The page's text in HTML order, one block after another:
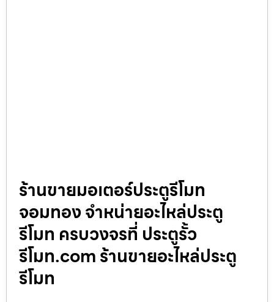
ร้านขายมอเตอร์ประตูรีโมท
จอมทอง จำหน่ายอะไหล่ประตู
รีโมท ครบวงจรที่ ประตูรั้ว
รีโมท.com ร้านขายอะไหล่ประตู
รีโมท